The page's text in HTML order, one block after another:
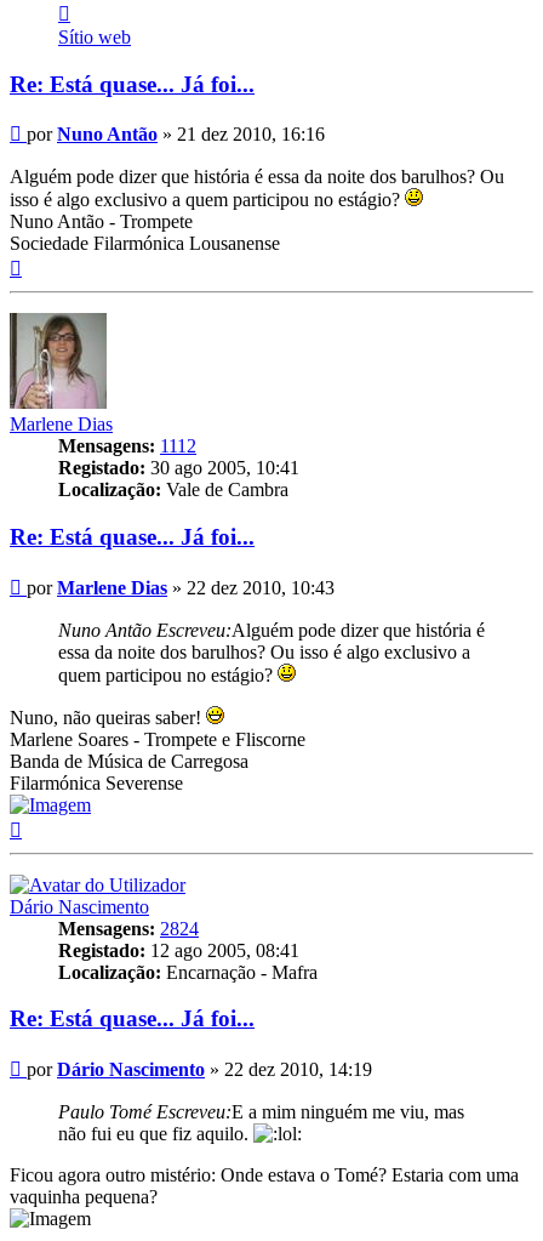
Nuno
Antão
Sítio web
Re: Está quase... Já foi...
Mensagem
porNuno Antão » 21 dez 2010, 16:16
Alguém pode dizer que história é essa da noite dos barulhos? Ou
isso é algo exclusivo a quem participou no estágio?
Nuno Antão - Trompete
Sociedade Filarmónica Lousanense
Marlene Dias
Mensagens: 1112
Registado: 30 ago 2005, 10:41
Localização: Vale de Cambra
Re: Está quase... Já foi...
Mensagem
porMarlene Dias » 22 dez 2010, 10:43
Nuno Antão Escreveu:Alguém pode dizer que história é
essa da noite dos barulhos? Ou isso é algo exclusivo a
quem participou no estágio?
Nuno, não queiras saber!
Marlene Soares - Trompete e Fliscorne
Banda de Música de Carregosa
Filarmónica Severense
Dário Nascimento
Mensagens: 2824
Registado: 12 ago 2005, 08:41
Localização: Encarnação - Mafra
Re: Está quase... Já foi...
Mensagem
porDário Nascimento » 22 dez 2010, 14:19
Paulo Tomé Escreveu:E a mim ninguém me viu, mas
não fui eu que fiz aquilo.
Ficou agora outro mistério: Onde estava o Tomé? Estaria com uma
vaquinha pequena?